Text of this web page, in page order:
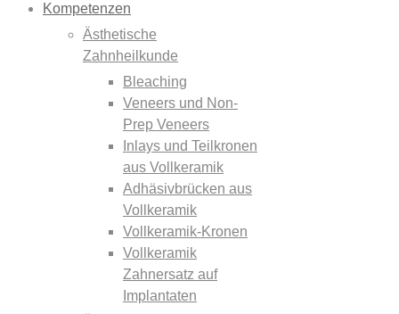
Kompetenzen
Ästhetische
Zahnheilkunde
Bleaching
Veneers und Non-
Prep Veneers
Inlays und Teilkronen
aus Vollkeramik
Adhäsivbrücken aus
Vollkeramik
Vollkeramik-Kronen
Vollkeramik
Zahnersatz auf
Implantaten